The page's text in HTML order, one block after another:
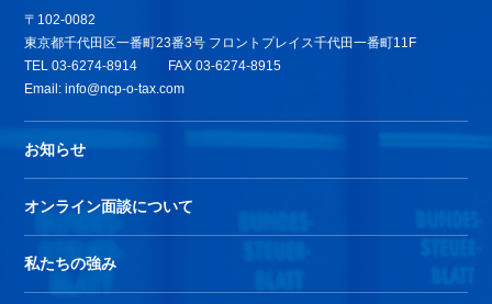
〒102-0082
東京都千代田区一番町23番3号 フロントプレイス千代田一番町11F
TEL03-6274-8914
FAX 03-6274-8915
Email:info@ncp-o-tax.com
お知らせ
オンライン面談について
私たちの強み